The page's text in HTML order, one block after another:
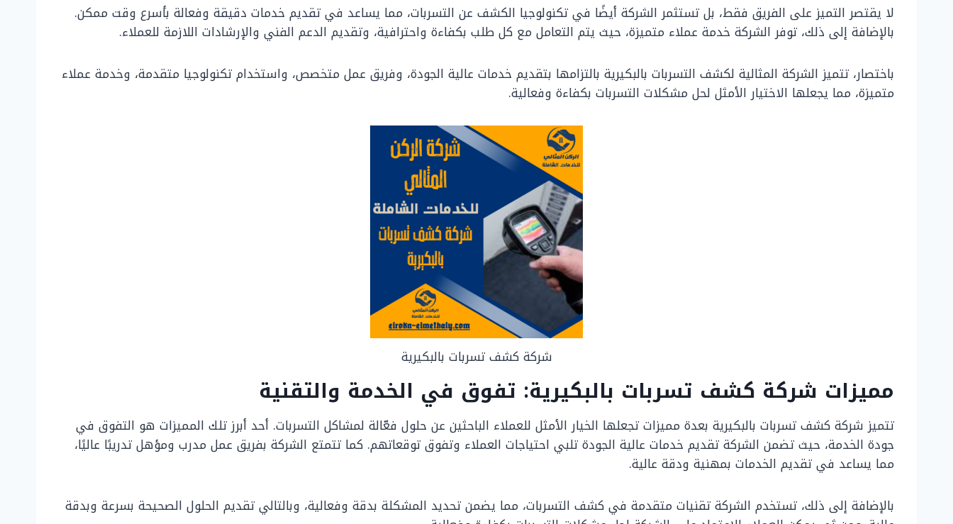
لا يقتصر التميز على الفريق فقط، بل تستثمر الشركة أيضًا في تكنولوجيا الكشف عن التسربات، مما يساعد في تقديم خدمات دقيقة وفعالة بأسرع وقت ممكن.
بالإضافة إلى ذلك، توفر الشركة خدمة عملاء متميزة، حيث يتم التعامل مع كل طلب بكفاءة واحترافية، وتقديم الدعم الفني والإرشادات اللازمة للعملاء.
باختصار، تتميز الشركة المثالية لكشف التسربات بالبكيرية بالتزامها بتقديم خدمات عالية الجودة، وفريق عمل متخصص، واستخدام تكنولوجيا متقدمة، وخدمة عملاء
متميزة، مما يجعلها الاختيار الأمثل لحل مشكلات التسربات بكفاءة وفعالية.
شركة كشف تسربات بالبكيرية
مميزات شركة كشف تسربات بالبكيرية: تفوق في الخدمة والتقنية
تتميز شركة كشف تسربات بالبكيرية بعدة مميزات تجعلها الخيار الأمثل للعملاء الباحثين عن حلول فعّالة لمشاكل التسربات. أحد أبرز تلك المميزات هو التفوق في
جودة الخدمة، حيث تضمن الشركة تقديم خدمات عالية الجودة تلبي احتياجات العملاء وتفوق توقعاتهم. كما تتمتع الشركة بفريق عمل مدرب ومؤهل تدريبًا عاليًا،
مما يساعد في تقديم الخدمات بمهنية ودقة عالية.
بالإضافة إلى ذلك، تستخدم الشركة تقنيات متقدمة في كشف التسربات، مما يضمن تحديد المشكلة بدقة وفعالية، وبالتالي تقديم الحلول الصحيحة بسرعة وبدقة